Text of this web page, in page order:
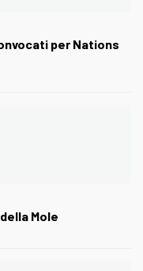
per Nations
Mole